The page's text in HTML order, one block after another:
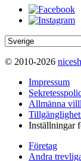
© 2010-2026
Impressum
Allmänna
Inställningar
Företag
Andra